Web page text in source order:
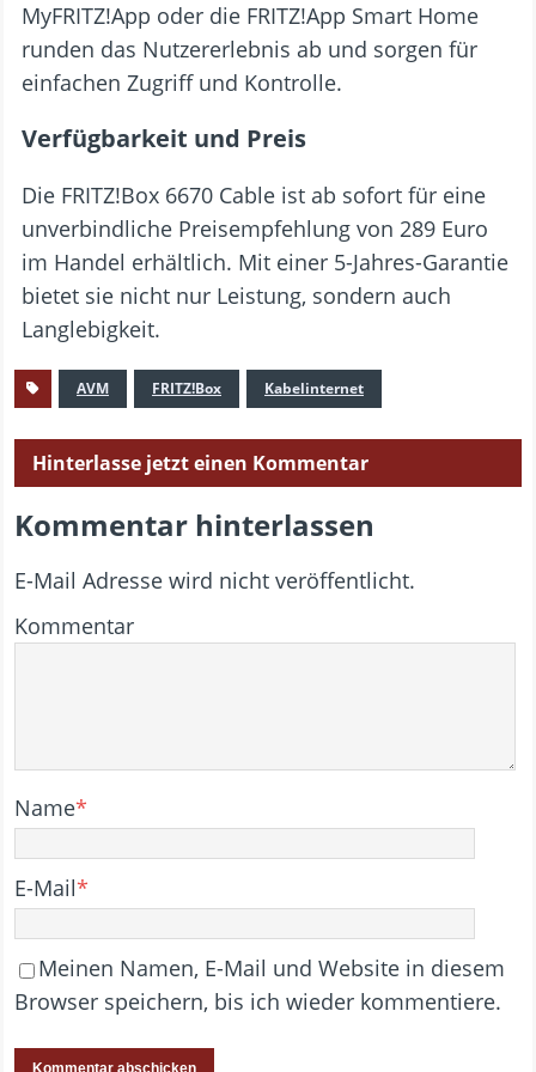
MyFRITZ!App oder die FRITZ!App Smart Home
runden das Nutzererlebnis ab und sorgen für
einfachen Zugriff und Kontrolle.
Verfügbarkeit und Preis
Die FRITZ!Box 6670 Cable ist ab sofort für eine
unverbindliche Preisempfehlung von 289 Euro
im Handel erhältlich. Mit einer 5-Jahres-Garantie
bietet sie nicht nur Leistung, sondern auch
Langlebigkeit.
AVM FRITZ!Box Kabelinternet
Hinterlasse jetzt einen Kommentar
Kommentar hinterlassen
E-Mail Adresse wird nicht veröffentlicht.
Kommentar
Name*
E-Mail*
Meinen Namen, E-Mail und Website in diesem
Browser speichern, bis ich wieder kommentiere.